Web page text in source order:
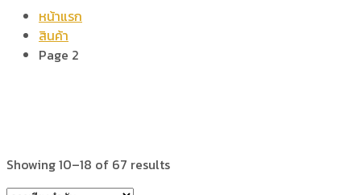
หน้าแรก
สินค้า
Page 2
Showing 10–18 of 67 results